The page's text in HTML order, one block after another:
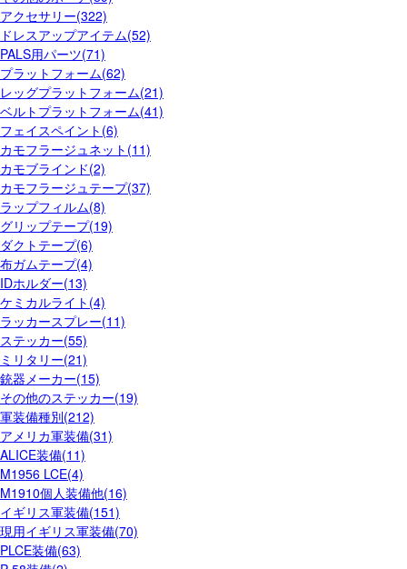
アクセサリー(322)
ドレスアップアイテム(52)
PALS用パーツ(71)
プラットフォーム(62)
レッグプラットフォーム(21)
ベルトプラットフォーム(41)
フェイスペイント(6)
カモフラージュネット(11)
カモブラインド(2)
カモフラージュテープ(37)
ラップフィルム(8)
グリップテープ(19)
ダクトテープ(6)
布ガムテープ(4)
IDホルダー(13)
ケミカルライト(4)
ラッカースプレー(11)
ステッカー(55)
ミリタリー(21)
銃器メーカー(15)
その他のステッカー(19)
軍装備種別(212)
アメリカ軍装備(31)
ALICE装備(11)
M1956 LCE(4)
M1910個人装備他(16)
イギリス軍装備(151)
現用イギリス軍装備(70)
PLCE装備(63)